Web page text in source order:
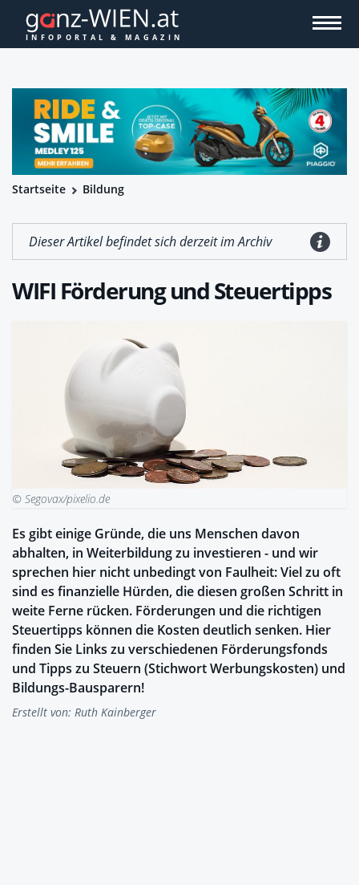
Startseite Bildung
Dieser Artikel befindet sich derzeit im Archiv
WIFI Förderung und Steuertipps
© Segovax/pixelio.de
Es gibt einige Gründe, die uns Menschen davon
abhalten, in Weiterbildung zu investieren - und wir
sprechen hier nicht unbedingt von Faulheit: Viel zu oft
sind es finanzielle Hürden, die diesen großen Schritt in
weite Ferne rücken. Förderungen und die richtigen
Steuertipps können die Kosten deutlich senken. Hier
finden Sie Links zu verschiedenen Förderungsfonds
und Tipps zu Steuern (Stichwort Werbungskosten) und
Bildungs-Bausparern!
Erstellt von: Ruth Kainberger